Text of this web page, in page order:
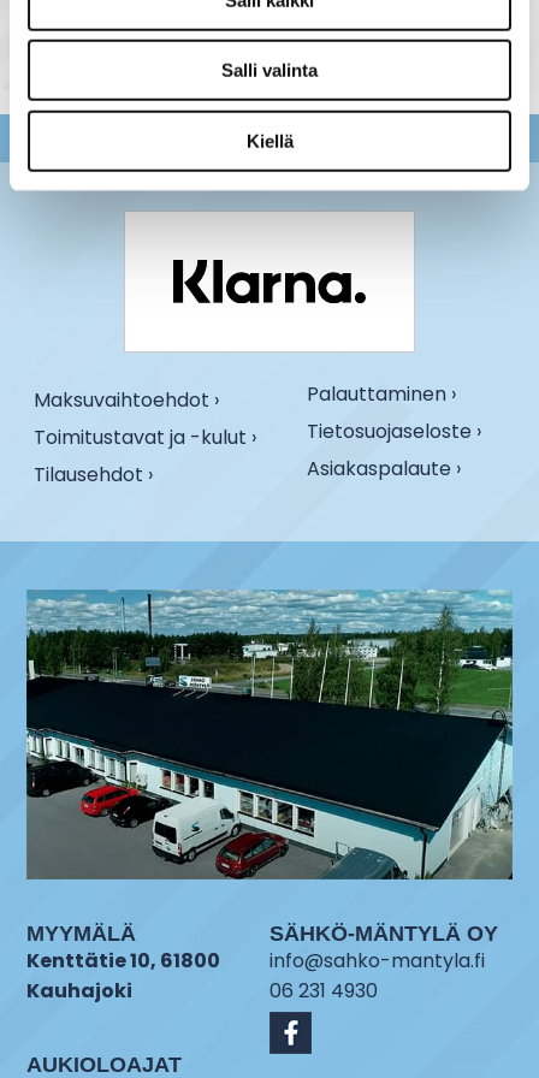
Salli valinta
Kiellä
Maksuvaihtoehdot ›
Toimitustavat ja -kulut ›
Tilausehdot ›
Palauttaminen ›
Tietosuojaseloste ›
Asiakaspalaute ›
MYYMÄLÄ
Kenttätie 10, 61800
Kauhajoki
AUKIOLOAJAT
SÄHKÖ-MÄNTYLÄ OY
info@sahko-mantyla.fi
06 231 4930